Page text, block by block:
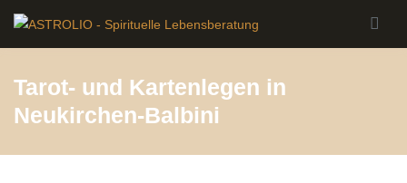
Tarot- und Kartenlegen in
Neukirchen-Balbini